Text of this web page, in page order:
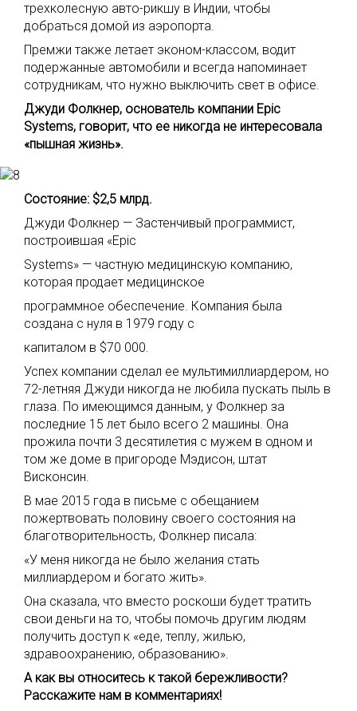
трехколесную авто-рикшу в Индии, чтобы
добраться домой из аэропорта.
Премжи также летает эконом-классом, водит
подержанные автомобили и всегда напоминает
сотрудникам, что нужно выключить свет в офисе.
Джуди Фолкнер, основатель компании Epic
Systems, говорит, что ее никогда не интересовала
«пышная жизнь».
Состояние: $2,5 млрд.
Джуди Фолкнер — Застенчивый программист,
построившая «Epic
Systems» — частную медицинскую компанию,
которая продает медицинское
программное обеспечение. Компания была
создана с нуля в 1979 году с
капиталом в $70 000.
Успех компании сделал ее мультимиллиардером, но
72-летняя Джуди никогда не любила пускать пыль в
глаза. По имеющимся данным, у Фолкнер за
последние 15 лет было всего 2 машины. Она
прожила почти 3 десятилетия с мужем в одном и
том же доме в пригороде Мэдисон, штат
Висконсин.
В мае 2015 года в письме с обещанием
пожертвовать половину своего состояния на
благотворительность, Фолкнер писала:
«У меня никогда не было желания стать
миллиардером и богато жить».
Она сказала, что вместо роскоши будет тратить
свои деньги на то, чтобы помочь другим людям
получить доступ к «еде, теплу, жилью,
здравоохранению, образованию».
А как вы относитесь к такой бережливости?
Расскажите нам в комментариях!